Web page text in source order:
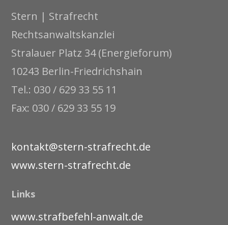
Stern | Strafrecht
Rechtsanwaltskanzlei
Stralauer Platz 34 (Energieforum)
10243 Berlin-Friedrichshain
Tel.: 030 / 629 33 55 11
Fax: 030 / 629 33 55 19
kontakt@stern-strafrecht.de
www.stern-strafrecht.de
Links
www.strafbefehl-anwalt.de